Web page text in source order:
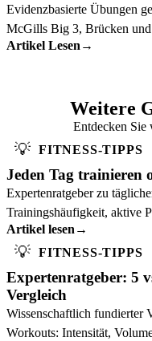
Evidenzbasierte Übungen
McGills Big 3, Brücken
wissenschaftlicher Grundlage.
Artikel Lesen →
Weitere
Entdecken Sie
💡 FITNESS-TIPPS
Jeden Tag trainieren
Expertenratgeber zu
Trainingshäufigkeit, aktive
einordnen.
Artikel lesen →
💡 FITNESS-TIPPS
Expertenratgeber: 5
Vergleich
Wissenschaftlich fundierter
Workouts: Intensität,